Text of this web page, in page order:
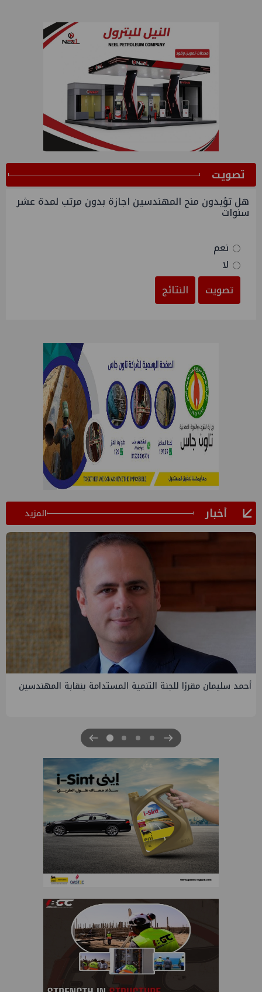
ﺗﺼﻮﻳﺖ
هل تؤيدون منح المهندسين اجازة بدون مرتب لمدة عشر
سنوات
نعم
لا
تصويت
النتائج
أخبار المزيد
PMS تنهي أعمال إنزال الخطوط البحرية الثلاث بمشروع المرحلة